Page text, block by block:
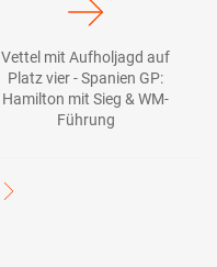
Vettel mit Aufholjagd auf
Platz vier - Spanien GP:
Hamilton mit Sieg & WM-
Führung